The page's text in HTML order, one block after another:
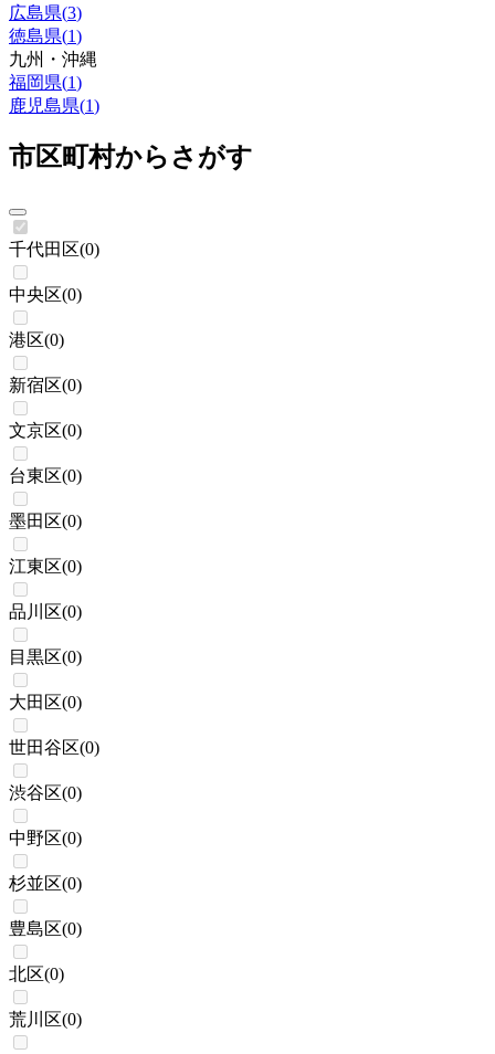
広島県(3)
徳島県(1)
九州・沖縄
福岡県(1)
鹿児島県(1)
市区町村からさがす
千代田区(0)
中央区(0)
港区(0)
新宿区(0)
文京区(0)
台東区(0)
墨田区(0)
江東区(0)
品川区(0)
目黒区(0)
大田区(0)
世田谷区(0)
渋谷区(0)
中野区(0)
杉並区(0)
豊島区(0)
北区(0)
荒川区(0)